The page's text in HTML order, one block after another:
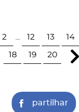
2 12 13 14
18 19 20
partilhar